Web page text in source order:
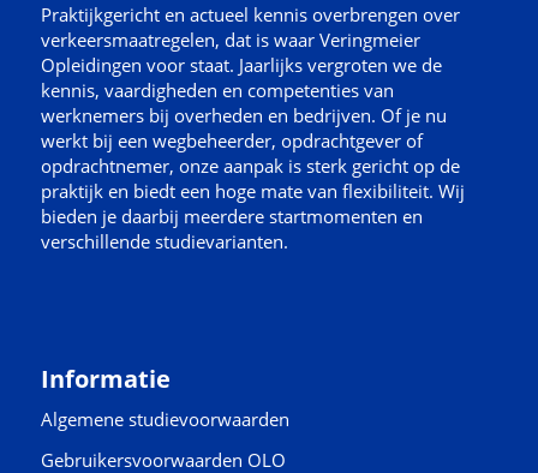
Praktijkgericht en actueel kennis overbrengen over
verkeersmaatregelen, dat is waar Veringmeier
Opleidingen voor staat. Jaarlijks vergroten we de
kennis, vaardigheden en competenties van
werknemers bij overheden en bedrijven. Of je nu
werkt bij een wegbeheerder, opdrachtgever of
opdrachtnemer, onze aanpak is sterk gericht op de
praktijk en biedt een hoge mate van flexibiliteit. Wij
bieden je daarbij meerdere startmomenten en
verschillende studievarianten.
Informatie
Algemene studievoorwaarden
Gebruikersvoorwaarden OLO